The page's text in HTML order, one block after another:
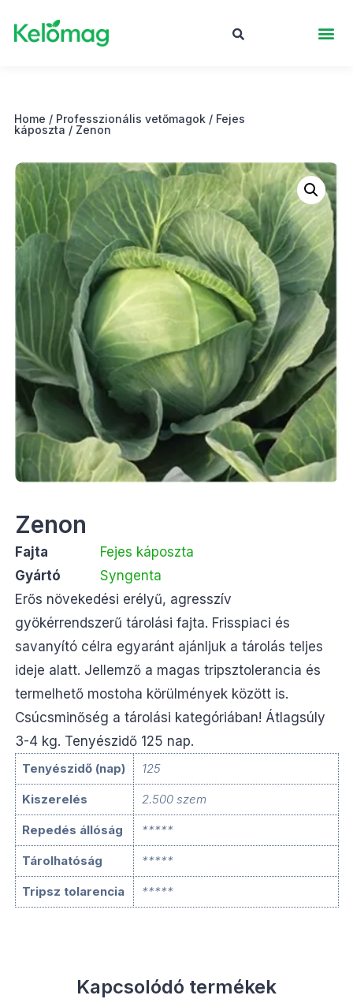
Home / Professzionális vetőmagok/ Fejes
káposzta / Zenon
Zenon
Fajta
Fejes káposzta
Gyártó
Syngenta
Erős növekedési erélyű, agresszív
gyökérrendszerű tárolási fajta. Frisspiaci és
savanyító célra egyaránt ajánljuk a tárolás teljes
ideje alatt. Jellemző a magas tripsztolerancia és
termelhető mostoha körülmények között is.
Csúcsminőség a tárolási kategóriában! Átlagsúly
3-4 kg. Tenyészidő 125 nap.
Tenyészidő (nap) 125
Kiszerelés 2.500 szem
Repedés állóság *****
Tárolhatóság *****
Tripsz tolarencia *****
Kapcsolódó termékek